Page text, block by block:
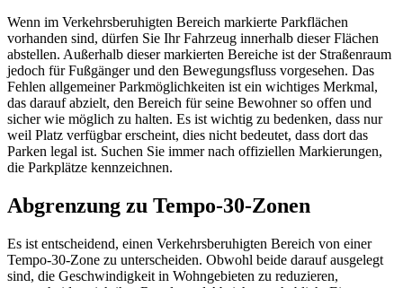
Wenn im Verkehrsberuhigten Bereich markierte Parkflächen
vorhanden sind, dürfen Sie Ihr Fahrzeug innerhalb dieser Flächen
abstellen. Außerhalb dieser markierten Bereiche ist der Straßenraum
jedoch für Fußgänger und den Bewegungsfluss vorgesehen. Das
Fehlen allgemeiner Parkmöglichkeiten ist ein wichtiges Merkmal,
das darauf abzielt, den Bereich für seine Bewohner so offen und
sicher wie möglich zu halten. Es ist wichtig zu bedenken, dass nur
weil Platz verfügbar erscheint, dies nicht bedeutet, dass dort das
Parken legal ist. Suchen Sie immer nach offiziellen Markierungen,
die Parkplätze kennzeichnen.
Abgrenzung zu Tempo-30-Zonen
Es ist entscheidend, einen Verkehrsberuhigten Bereich von einer
Tempo-30-Zone zu unterscheiden. Obwohl beide darauf ausgelegt
sind, die Geschwindigkeit in Wohngebieten zu reduzieren,